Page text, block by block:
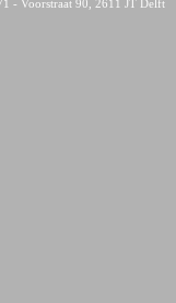
- Voorstraat 90, 2611 JT Delft